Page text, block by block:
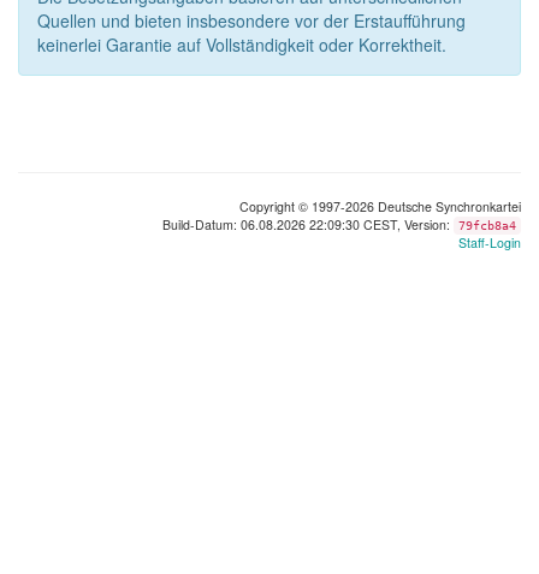
Quellen und bieten insbesondere vor der Erstaufführung
keinerlei Garantie auf Vollständigkeit oder Korrektheit.
Copyright © 1997-2026 Deutsche Synchronkartei
Build-Datum: 06.08.2026 22:09:30 CEST, Version:
79fcb8a4
Staff-Login